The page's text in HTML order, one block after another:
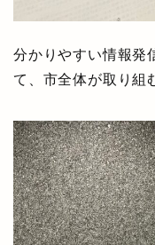
分かりやすい情報発
て、市全体が取り組